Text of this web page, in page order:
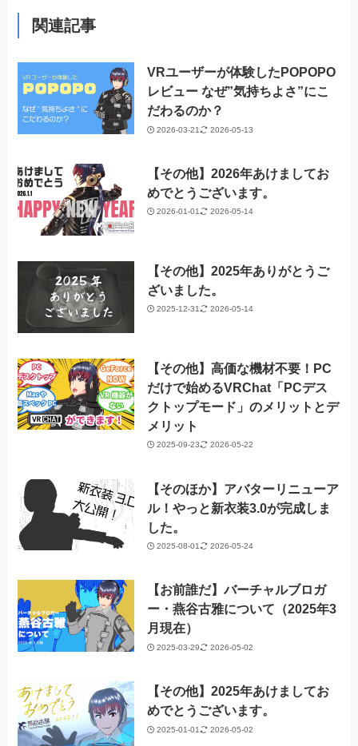
関連記事
VRユーザーが体験したPOPOPO
レビュー なぜ”気持ちよさ”にこ
だわるのか？
2026-03-21 2026-05-13
【その他】2026年あけましてお
めでとうございます。
2026-01-01 2026-05-14
【その他】2025年ありがとうご
ざいました。
2025-12-31 2026-05-14
【その他】高価な機材不要！PC
だけで始めるVRChat「PCデス
クトップモード」のメリットとデ
メリット
2025-09-23 2026-05-22
【そのほか】アバターリニューア
ル！やっと新衣装3.0が完成しま
した。
2025-08-01 2026-05-24
【お前誰だ】バーチャルブロガ
ー・燕谷古雅について（2025年3
月現在）
2025-03-29 2026-05-02
【その他】2025年あけましてお
めでとうございます。
2025-01-01 2026-05-02